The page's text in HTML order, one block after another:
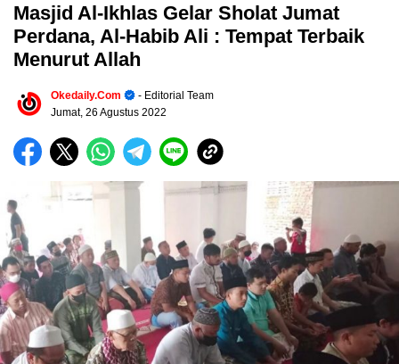
Masjid Al-Ikhlas Gelar Sholat Jumat
Perdana, Al-Habib Ali : Tempat Terbaik
Menurut Allah
Okedaily.com
- Editorial Team
Jumat, 26 Agustus 2022